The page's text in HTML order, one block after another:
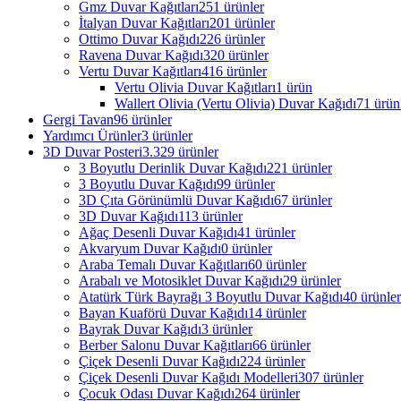
Gmz Duvar Kağıtları251 ürünler
İtalyan Duvar Kağıtları201 ürünler
Ottimo Duvar Kağıdı226 ürünler
Ravena Duvar Kağıdı320 ürünler
Vertu Duvar Kağıtları416 ürünler
Vertu Olivia Duvar Kağıtları1 ürün
Wallert Olivia (Vertu Olivia) Duvar Kağıdı71
Gergi Tavan96 ürünler
Yardımcı Ürünler3 ürünler
3D Duvar Posteri3.329 ürünler
3 Boyutlu Derinlik Duvar Kağıdı221 ürünler
3 Boyutlu Duvar Kağıdı99 ürünler
3D Çıta Görünümlü Duvar Kağıdı67 ürünler
3D Duvar Kağıdı113 ürünler
Ağaç Desenli Duvar Kağıdı41 ürünler
Akvaryum Duvar Kağıdı0 ürünler
Araba Temalı Duvar Kağıtları60 ürünler
Arabalı ve Motosiklet Duvar Kağıdı29 ürünler
Atatürk Türk Bayrağı 3 Boyutlu Duvar Kağıdı40 ürünler
Bayan Kuaförü Duvar Kağıdı14 ürünler
Bayrak Duvar Kağıdı3 ürünler
Berber Salonu Duvar Kağıtları66 ürünler
Çiçek Desenli Duvar Kağıdı224 ürünler
Çiçek Desenli Duvar Kağıdı Modelleri307 ürünler
Çocuk Odası Duvar Kağıdı264 ürünler